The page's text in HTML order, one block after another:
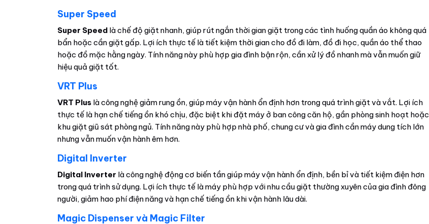
Super Speed
Super Speed là chế độ giặt nhanh, giúp rút ngắn thời gian giặt trong các tình huống quần áo không quá
bẩn hoặc cần giặt gấp. Lợi ích thực tế là tiết kiệm thời gian cho đồ đi làm, đồ đi học, quần áo thể thao
hoặc đồ mặc hằng ngày. Tính năng này phù hợp gia đình bận rộn, cần xử lý đồ nhanh mà vẫn muốn giữ
hiệu quả giặt tốt.
VRT Plus
VRT Plus là công nghệ giảm rung ồn, giúp máy vận hành ổn định hơn trong quá trình giặt và vắt. Lợi ích
thực tế là hạn chế tiếng ồn khó chịu, đặc biệt khi đặt máy ở ban công căn hộ, gần phòng sinh hoạt hoặc
khu giặt giũ sát phòng ngủ. Tính năng này phù hợp nhà phố, chung cư và gia đình cần máy dung tích lớn
nhưng vẫn muốn vận hành êm hơn.
Digital Inverter
Digital Inverter là công nghệ động cơ biến tần giúp máy vận hành ổn định, bền bỉ và tiết kiệm điện hơn
trong quá trình sử dụng. Lợi ích thực tế là máy phù hợp với nhu cầu giặt thường xuyên của gia đình đông
người, giảm hao phí điện năng và hạn chế tiếng ồn khi vận hành lâu dài.
Magic Dispenser và Magic Filter